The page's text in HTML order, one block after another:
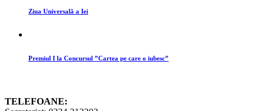
Ziua Universală a Iei
Premiul I la Concursul ”Cartea pe care o iubesc”
TELEFOANE: